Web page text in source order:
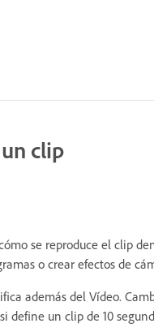
clip
se reproduce el clip
o crear efectos de
además del Vídeo.
un clip de 10